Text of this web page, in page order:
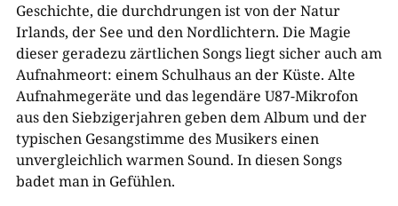
Geschichte, die durchdrungen ist von der Natur
Irlands, der See und den Nordlichtern. Die Magie
dieser geradezu zärtlichen Songs liegt sicher auch am
Aufnahmeort: einem Schulhaus an der Küste. Alte
Aufnahmegeräte und das legendäre U87-Mikrofon
aus den Siebzigerjahren geben dem Album und der
typischen Gesangstimme des Musikers einen
unvergleichlich warmen Sound. In diesen Songs
badet man in Gefühlen.